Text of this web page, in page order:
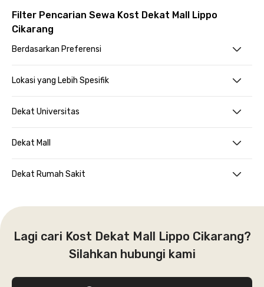
Filter Pencarian Sewa Kost Dekat Mall Lippo
Cikarang
Berdasarkan Preferensi
Lokasi yang Lebih Spesifik
Dekat Universitas
Dekat Mall
Dekat Rumah Sakit
Lagi cari Kost Dekat Mall Lippo Cikarang?
Silahkan hubungi kami